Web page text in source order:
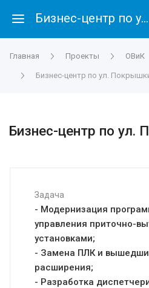
Бизнес-центр по ул. Покрышкина 7
Главная Проекты ОВиК
Бизнес-центр по ул.
Бизнес-центр по ул.
Задача
- Модернизация
управления приточно-
установками;
- Замена ПЛК и
расширения;
- Разработка